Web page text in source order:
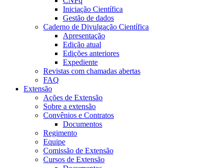
Iniciação Científica
Gestão de dados
Caderno de Divulgação Científica
Apresentação
Edição atual
Edições anteriores
Expediente
Revistas com chamadas abertas
FAQ
Extensão
Ações de Extensão
Sobre a extensão
Convênios e Contratos
Documentos
Regimento
Equipe
Comissão de Extensão
Cursos de Extensão